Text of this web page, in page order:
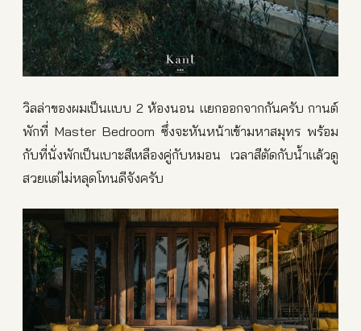
วิลล่าของผมเป็นแบบ 2 ห้องนอน แยกออกจากกันครับ กานต์
พักที่ Master Bedroom ซึ่งจะหันหน้าเข้ามหาสมุทร พร้อม
กับที่นั่งพักเป็นเบาะสีเหลืองคู่กับหมอน เวลาสีตัดกับน้ำแล้วดู
สวยแต่ไม่หลุดโทนดีจังครับ